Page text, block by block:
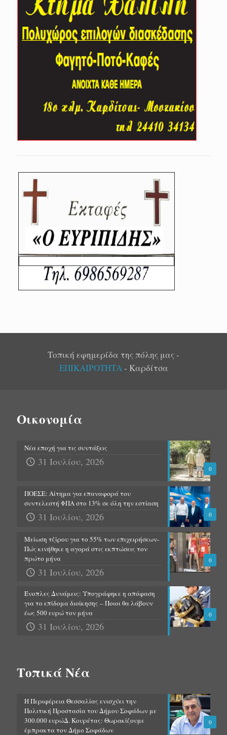
Τοπική εφημερίδα της πόλης μας -
ΕΠΙΚΑΙΡΟΤΗΤΑ- Καρδίτσα
Οικονομία
0
Νέα εποχή για τις συντάξεις
31 Ιουλίου, 2026
0
ΠΟΕΣΕ: Αίτημα για επαναφορά του
συντελεστή ΦΠΑ στο 13% σε όλη την εστίαση
31 Ιουλίου, 2026
0
Μείωση τζίρου για το 55% των επιχειρήσεων-
Πώς κινήθηκε η αγορά στις εκπτώσεις τον
πρώτο μήνα
31 Ιουλίου, 2026
0
Ένοπλες Δυνάμεις: Υπογράφηκε η απόφαση
για το επίδομα διοίκησης – Ποιοι θα λάβουν
έως 500 ευρώ τον μήνα
31 Ιουλίου, 2026
Τοπικά Νέα
0
Η Περιφέρεια Θεσσαλίας ενισχύει την
Πολιτική Προστασία του Δήμου Σοφάδων με
300.000 ευρώΔ. Κουρέτας: Θωρακίζουμε
έμπρακτα τον Δήμο Σοφάδων